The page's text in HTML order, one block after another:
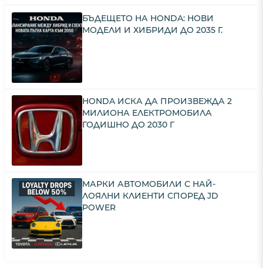
БЪДЕЩЕТО НА HONDA: НОВИ
МОДЕЛИ И ХИБРИДИ ДО 2035 Г.
HONDA ИСКА ДА ПРОИЗВЕЖДА 2
МИЛИОНА ЕЛЕКТРОМОБИЛА
ГОДИШНО ДО 2030 Г
МАРКИ АВТОМОБИЛИ С НАЙ-
ЛОЯЛНИ КЛИЕНТИ СПОРЕД JD
POWER